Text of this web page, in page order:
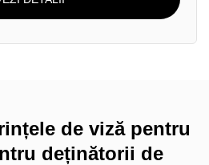
de viză pentru
deținătorii de